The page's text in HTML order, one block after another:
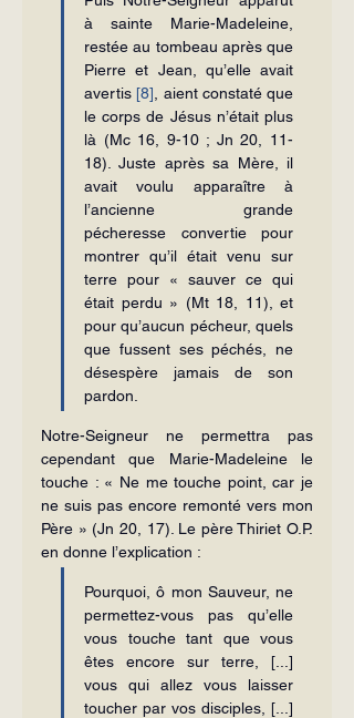
à sainte Marie-Madeleine,
restée au tombeau après que
Pierre et Jean, qu’elle avait
avertis [8] , aient constaté que
le corps de Jésus n’était plus
là (Mc 16, 9-10 ; Jn 20, 11-
18). Juste après sa Mère, il
avait voulu apparaître à
l’ancienne grande
pécheresse convertie pour
montrer qu’il était venu sur
terre pour « sauver ce qui
était perdu » (Mt 18, 11), et
pour qu’aucun pécheur, quels
que fussent ses péchés, ne
désespère jamais de son
pardon.
Notre-Seigneur ne permettra pas
cependant que Marie-Madeleine le
touche : « Ne me touche point, car je
ne suis pas encore remonté vers mon
Père » (Jn 20, 17). Le père Thiriet O.P.
en donne l’explication :
Pourquoi, ô mon Sauveur, ne
permettez-vous pas qu’elle
vous touche tant que vous
êtes encore sur terre, [...]
vous qui allez vous laisser
toucher par vos disciples, [...]